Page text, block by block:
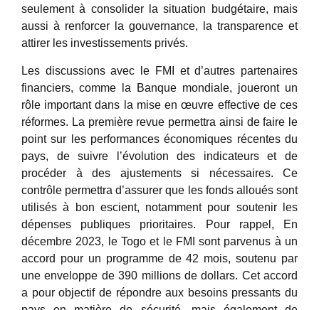
seulement à consolider la situation budgétaire, mais
aussi à renforcer la gouvernance, la transparence et
attirer les investissements privés.
Les discussions avec le FMI et d’autres partenaires
financiers, comme la Banque mondiale, joueront un
rôle important dans la mise en œuvre effective de ces
réformes. La première revue permettra ainsi de faire le
point sur les performances économiques récentes du
pays, de suivre l’évolution des indicateurs et de
procéder à des ajustements si nécessaires. Ce
contrôle permettra d’assurer que les fonds alloués sont
utilisés à bon escient, notamment pour soutenir les
dépenses publiques prioritaires. Pour rappel, En
décembre 2023, le Togo et le FMI sont parvenus à un
accord pour un programme de 42 mois, soutenu par
une enveloppe de 390 millions de dollars. Cet accord
a pour objectif de répondre aux besoins pressants du